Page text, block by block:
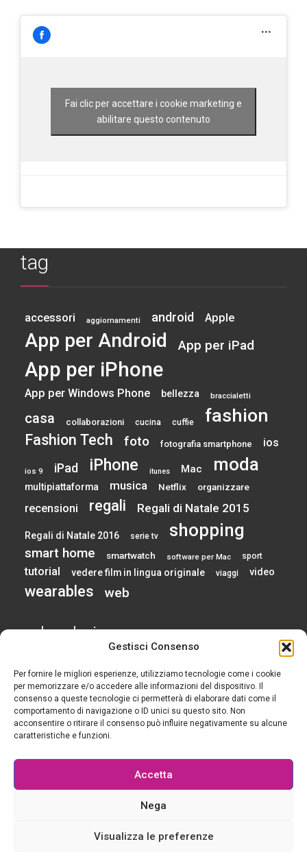
Gestisci Consenso
Per fornire le migliori esperienze, utilizziamo tecnologie come i cookie
per memorizzare e/o accedere alle informazioni del dispositivo. Il
consenso a queste tecnologie ci permetterà di elaborare dati come il
comportamento di navigazione o ID unici su questo sito. Non
acconsentire o ritirare il consenso può influire negativamente su alcune
caratteristiche e funzioni.
Accetta
Nega
Visualizza le preferenze
Fai clic per accettare i cookie marketing e
abilitare questo contenuto
tag
accessori aggiornamenti android Apple
App per Android App per iPad
App per iPhone
App per Windows Phone bellezza braccialetti
casa collaborazioni cucina cuffie fashion
Fashion Tech foto fotografia smartphone ios
ios 9 iPad iPhone itunes Mac moda
multipiattaforma musica Netflix organizzare
recensioni regali Regali di Natale 2015
Regali di Natale 2016 serie tv shopping
smart home smartwatch software per Mac sport
tutorial vedere film in lingua originale viaggi video
wearables web
calendario
AGOSTO 2026
L M M G V S
1
2
10
11 12 13 14 15
16
20